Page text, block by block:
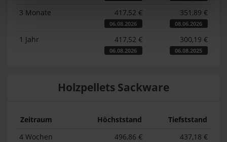
3 Monate 417,52 €
06.08.2026
351,89 €
08.06.2026
1 Jahr 417,52 €
06.08.2026
300,19 €
06.08.2025
Holzpellets Sackware
Zeitraum Höchststand
Tiefststand
4 Wochen
496,86 € 437,18 €